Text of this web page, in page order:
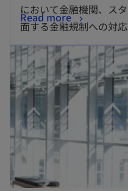
において金融機関、ス
面する金融規制への対
Read more